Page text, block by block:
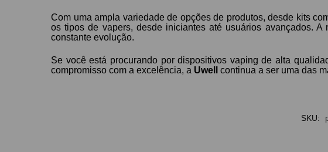
Com uma ampla variedade de opções de produtos, desde kits
os tipos de vapers, desde iniciantes até usuários avançados.
constante evolução.
Se você está procurando por dispositivos vaping de alta
compromisso com a excelência, a Uwell continua a ser uma das
SKU: